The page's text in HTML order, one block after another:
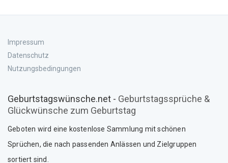
Impressum
Datenschutz
Nutzungsbedingungen
Geburtstagswünsche.net - Geburtstagssprüche &
Glückwünsche zum Geburtstag
Geboten wird eine kostenlose Sammlung mit schönen
Sprüchen, die nach passenden Anlässen und Zielgruppen
sortiert sind.